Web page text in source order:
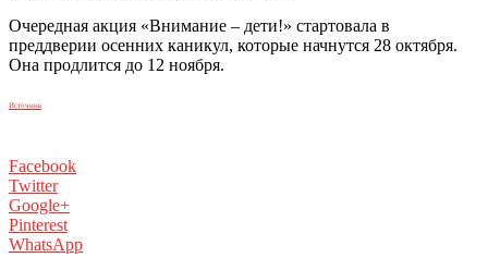
Очередная акция «Внимание – дети!» стартовала в
преддверии осенних каникул, которые начнутся 28 октября.
Она продлится до 12 ноября.
Источник
Facebook
Twitter
Google+
Pinterest
WhatsApp